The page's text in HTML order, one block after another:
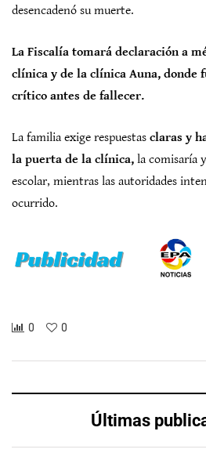
desencadenó su muerte.
La Fiscalía tomará declaración a
clínica y de la clínica Auna, donde
crítico antes de fallecer.
La familia exige respuestas claras y
la puerta de la clínica, la comisaría
escolar, mientras las autoridades
ocurrido.
0 0
Últimas